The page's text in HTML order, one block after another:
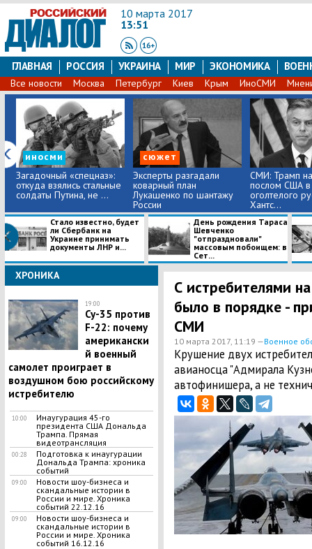
10 марта 2017
13:51
ГЛАВНАЯ РОССИЯ УКРАИНА МИР ЭКОНОМИКА
Все новости Москва Петербург Киев Крым ИноСМИ
иносми
Загадочный «спецназ»:
откуда взялись стальные
солдаты Путина, не ...
сюжет
Эксперты разгадали
коварный план
Лукашенко по шантажу
России
СМИ: Трамп
послом США в
оголтелого
Хантс...
Стало известно, будет
ли Сбербанк на
Украине принимать
документы ЛНР и...
День рождения Тараса
Шевченко
"отпраздновали"
массовым побоищем: в
Сет...
ХРОНИКА
19:00
Су-35 против
F-22: почему
американски
й военный
самолет проиграет в
воздушном бою российскому
истребителю
10:00
Инаугурация 45-го
президента США Дональда
Трампа. Прямая
видеотрансляция
00:28
Подготовка к инаугурации
Дональда Трампа: хроника
событий
09:00
Новости шоу-бизнеса и
скандальные истории в
России и мире. Хроника
событий 22.12.16
09:00
Новости шоу-бизнеса и
скандальные истории в
России и мире. Хроника
событий 16.12.16
С истребителями
было в порядке -
СМИ
10 марта 2017, 11:19 —Военное
Крушение двух
авианосца "Адмирала
автофинишера, а не